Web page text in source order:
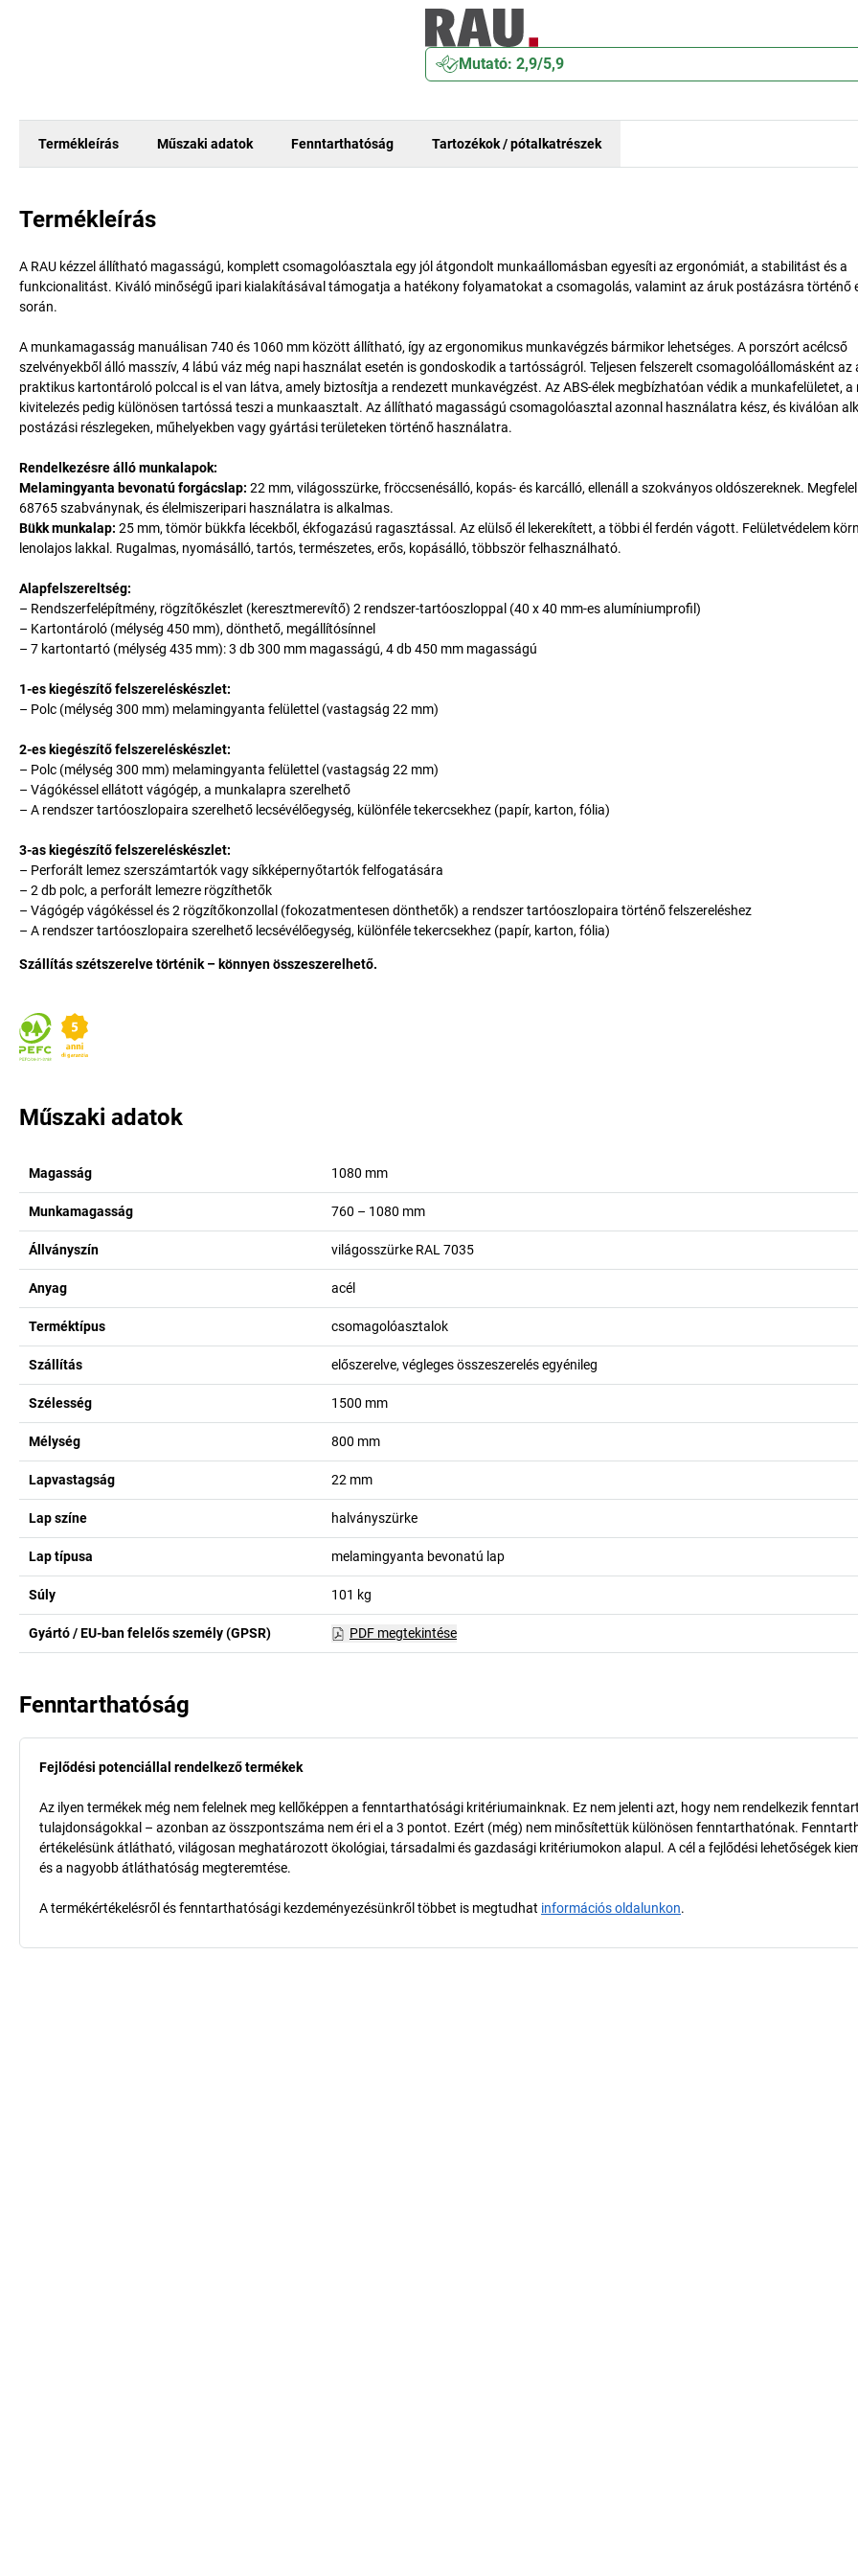
Mutató: 2,9/5,9
Termékleírás Műszaki adatok Fenntarthatóság Tartozékok / pótalkatrészek
Termékleírás
A RAU kézzel állítható magasságú, komplett csomagolóasztala egy jól átgondolt munkaállomásban egyesíti az ergonómiát, a stabilitást és a
funkcionalitást. Kiváló minőségű ipari kialakításával támogatja a hatékony folyamatokat a csomagolás, valamint az áruk postázásra történő
során.
A munkamagasság manuálisan 740 és 1060 mm között állítható, így az ergonomikus munkavégzés bármikor lehetséges. A porszórt acélcső
szelvényekből álló masszív, 4 lábú váz még napi használat esetén is gondoskodik a tartósságról. Teljesen felszerelt csomagolóállomásként az
praktikus kartontároló polccal is el van látva, amely biztosítja a rendezett munkavégzést. Az ABS-élek megbízhatóan védik a munkafelületet, a
kivitelezés pedig különösen tartóssá teszi a munkaasztalt. Az állítható magasságú csomagolóasztal azonnal használatra kész, és kiválóan
postázási részlegeken, műhelyekben vagy gyártási területeken történő használatra.
Rendelkezésre álló munkalapok:
Melamingyanta bevonatú forgácslap: 22 mm, világosszürke, fröccsenésálló, kopás- és karcálló, ellenáll a szokványos oldószereknek. Megfelel
68765 szabványnak, és élelmiszeripari használatra is alkalmas.
Bükk munkalap: 25 mm, tömör bükkfa lécekből, ékfogazású ragasztással. Az elülső él lekerekített, a többi él ferdén vágott. Felületvédelem
lenolajos lakkal. Rugalmas, nyomásálló, tartós, természetes, erős, kopásálló, többször felhasználható.
Alapfelszereltség:
– Rendszerfelépítmény, rögzítőkészlet (keresztmerevítő) 2 rendszer-tartóoszloppal (40 x 40 mm-es alumíniumprofil)
– Kartontároló (mélység 450 mm), dönthető, megállítósínnel
– 7 kartontartó (mélység 435 mm): 3 db 300 mm magasságú, 4 db 450 mm magasságú
1-es kiegészítő felszereléskészlet:
– Polc (mélység 300 mm) melamingyanta felülettel (vastagság 22 mm)
2-es kiegészítő felszereléskészlet:
– Polc (mélység 300 mm) melamingyanta felülettel (vastagság 22 mm)
– Vágókéssel ellátott vágógép, a munkalapra szerelhető
– A rendszer tartóoszlopaira szerelhető lecsévélőegység, különféle tekercsekhez (papír, karton, fólia)
3-as kiegészítő felszereléskészlet:
– Perforált lemez szerszámtartók vagy síkképernyőtartók felfogatására
– 2 db polc, a perforált lemezre rögzíthetők
– Vágógép vágókéssel és 2 rögzítőkonzollal (fokozatmentesen dönthetők) a rendszer tartóoszlopaira történő felszereléshez
– A rendszer tartóoszlopaira szerelhető lecsévélőegység, különféle tekercsekhez (papír, karton, fólia)
Szállítás szétszerelve történik – könnyen összeszerelhető.
Műszaki adatok
Magasság 1080 mm
Munkamagasság 760 – 1080 mm
Állványszín világosszürke RAL 7035
Anyag acél
Terméktípus csomagolóasztalok
Szállítás előszerelve, végleges összeszerelés egyénileg
Szélesség 1500 mm
Mélység 800 mm
Lapvastagság 22 mm
Lap színe halványszürke
Lap típusa melamingyanta bevonatú lap
Súly 101 kg
Gyártó / EU-ban felelős személy (GPSR) PDF megtekintése
Fenntarthatóság
Fejlődési potenciállal rendelkező termékek
Az ilyen termékek még nem felelnek meg kellőképpen a fenntarthatósági kritériumainknak. Ez nem jelenti azt, hogy nem rendelkezik
tulajdonságokkal – azonban az összpontszáma nem éri el a 3 pontot. Ezért (még) nem minősítettük különösen fenntarthatónak.
értékelésünk átlátható, világosan meghatározott ökológiai, társadalmi és gazdasági kritériumokon alapul. A cél a fejlődési lehetőségek
és a nagyobb átláthatóság megteremtése.
A termékértékelésről és fenntarthatósági kezdeményezésünkről többet is megtudhat információs oldalunkon.